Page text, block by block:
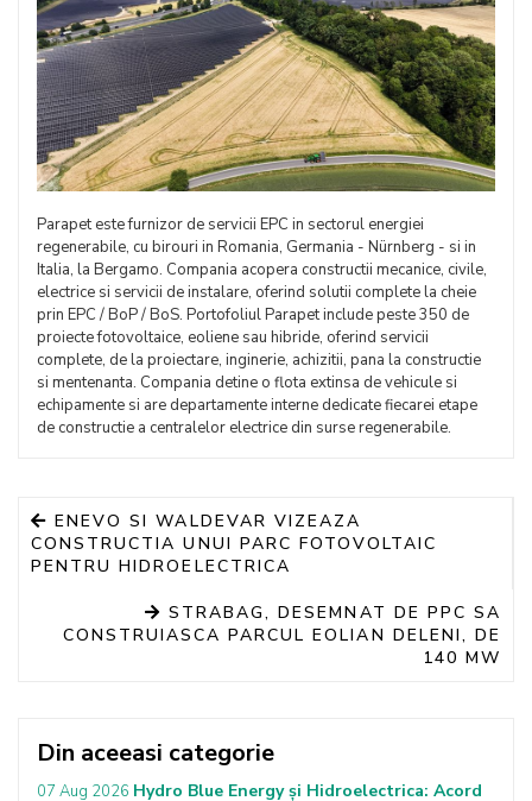
Parapet este furnizor de servicii EPC in sectorul energiei
regenerabile, cu birouri in Romania, Germania - Nürnberg - si in
Italia, la Bergamo. Compania acopera constructii mecanice, civile,
electrice si servicii de instalare, oferind solutii complete la cheie
prin EPC / BoP / BoS. Portofoliul Parapet include peste 350 de
proiecte fotovoltaice, eoliene sau hibride, oferind servicii
complete, de la proiectare, inginerie, achizitii, pana la constructie
si mentenanta. Compania detine o flota extinsa de vehicule si
echipamente si are departamente interne dedicate fiecarei etape
de constructie a centralelor electrice din surse regenerabile.
ENEVO SI WALDEVAR VIZEAZA
CONSTRUCTIA UNUI PARC FOTOVOLTAIC
PENTRU HIDROELECTRICA
STRABAG, DESEMNAT DE PPC SA
CONSTRUIASCA PARCUL EOLIAN DELENI, DE
140 MW
Din aceeasi categorie
07 Aug 2026 Hydro Blue Energy și Hidroelectrica: Acord